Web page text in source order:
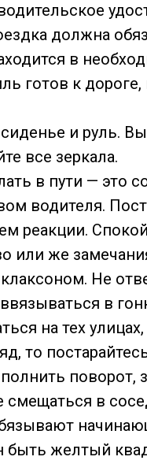
должна
в
готов к дороге,
и руль.
все зеркала.
в пути — это
водителя.
реакции.
или же
Не
в
на тех
то
поворот,
смещаться в
быть желтый